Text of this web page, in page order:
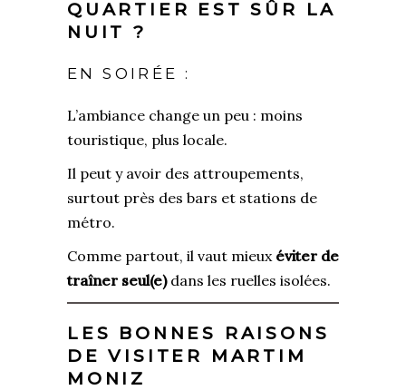
QUARTIER EST SÛR LA
NUIT ?
EN SOIRÉE :
L’ambiance change un peu : moins
touristique, plus locale.
Il peut y avoir des attroupements,
surtout près des bars et stations de
métro.
Comme partout, il vaut mieux éviter de
traîner seul(e)dans les ruelles isolées.
LES BONNES RAISONS
DE VISITER MARTIM
MONIZ